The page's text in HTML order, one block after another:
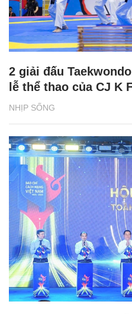
NHỊP SỐNG
2 giải đấu
lễ thể thao của CJ K